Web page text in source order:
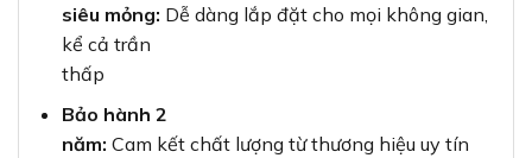
siêu mỏng: Dễ dàng lắp đặt cho mọi không gian,
kể cả trần
thấp
Bảo hành 2
năm: Cam kết chất lượng từ thương hiệu uy tín